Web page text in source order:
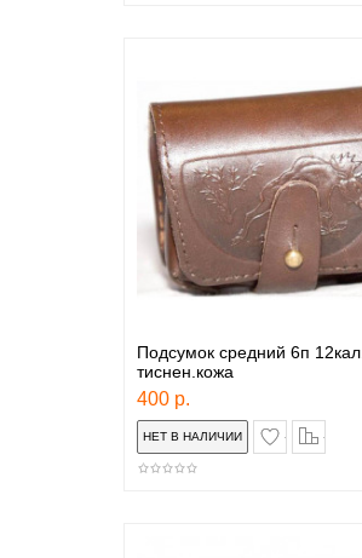
Подсумок средний 6п 12кал.
тиснен.кожа
400 р.
в закладки